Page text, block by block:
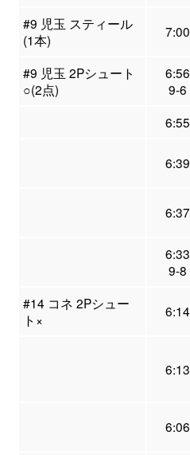
#9 児玉 スティール
(1本)
7:00
#9 児玉 2Pシュート
○(2点)
6:56
9-6
6:55
6:39
6:37
6:33
9-8
#14 コネ 2Pシュー
ト×
6:14
6:13
6:06